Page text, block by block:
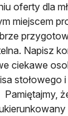
oferty dla
miejscem
Napisz
ciekawe
stołowego